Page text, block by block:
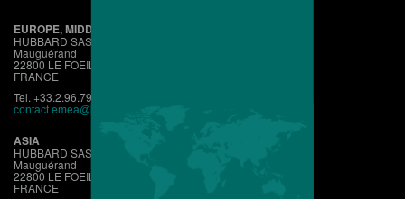
EUROPE, MIDDLE EAST, AFRICA
HUBBARD SAS
Mauguérand
22800 LE FOEIL - QUINTIN
FRANCE
Tel. +33.2.96.79.63.70
contact.emea@hubbardbreeders.com
ASIA
HUBBARD SAS
Mauguérand
22800 LE FOEIL - QUINTIN
FRANCE